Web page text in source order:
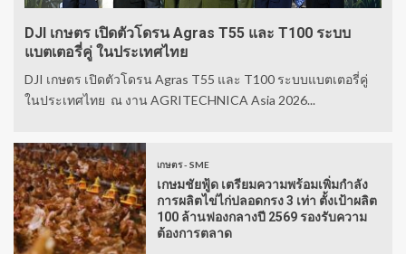
DJI เกษตร เปิดตัวโดรน Agras T55 และ T100 ระบบ
แบตเตอรี่คู่ ในประเทศไทย
DJI เกษตร เปิดตัวโดรน Agras T55 และ T100 ระบบแบตเตอรี่คู่
ในประเทศไทย ณ งาน AGRITECHNICA Asia 2026...
เกษตร - SME
เกษมชัยฟู้ด เตรียมความพร้อมเพิ่มกำลัง
การผลิตไข่ไก่ปลอดกรง 3 เท่า ตั้งเป้าผลิต
100 ล้านฟองกลางปี 2569 รองรับความ
ต้องการตลาด